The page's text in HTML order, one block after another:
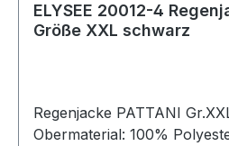
ELYSEE 20012-4
Größe XXL schwarz
Regenjacke PATTANI
Obermaterial: 100%